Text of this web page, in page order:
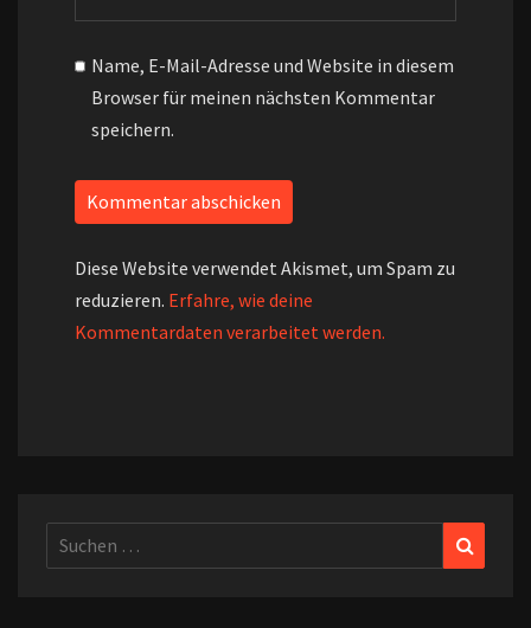
Name, E-Mail-Adresse und Website in diesem
Browser für meinen nächsten Kommentar
speichern.
Diese Website verwendet Akismet, um Spam zu
reduzieren. Erfahre, wie deine
Kommentardaten verarbeitet werden.
Suchen
nach: